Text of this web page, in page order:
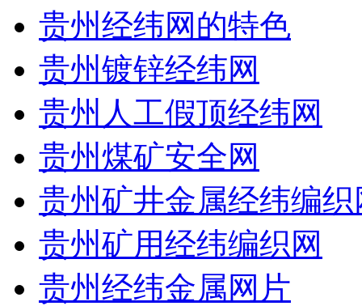
贵州经纬网的特色
贵州镀锌经纬网
贵州人工假顶经纬网
贵州煤矿安全网
贵州矿井金属经纬编织
贵州矿用经纬编织网
贵州经纬金属网片